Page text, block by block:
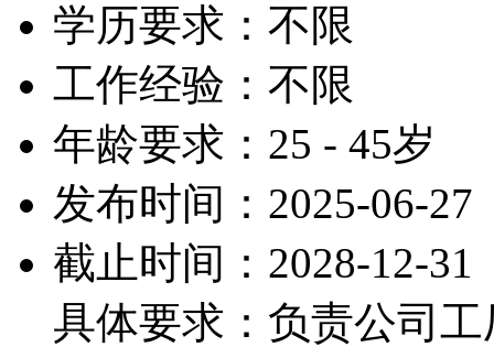
学历要求：不限
工作经验：不限
年龄要求：25 - 45岁
发布时间：2025-06-27
截止时间：2028-12-31
具体要求：负责公司